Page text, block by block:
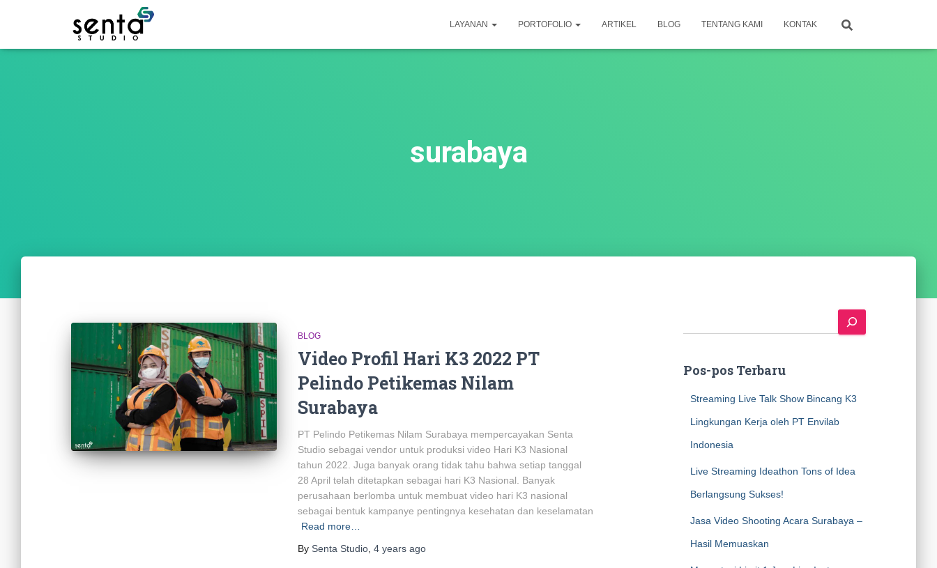
LAYANAN PORTOFOLIO ARTIKEL BLOG TENTANG KAMI KONTAK
surabaya
BLOG
Video Profil Hari K3 2022 PT
Pelindo Petikemas Nilam
Surabaya
PT Pelindo Petikemas Nilam Surabaya mempercayakan Senta
Studio sebagai vendor untuk produksi video Hari K3 Nasional
tahun 2022. Juga banyak orang tidak tahu bahwa setiap tanggal
28 April telah ditetapkan sebagai hari K3 Nasional. Banyak
perusahaan berlomba untuk membuat video hari K3 nasional
sebagai bentuk kampanye pentingnya kesehatan dan keselamatan
Read more…
By Senta Studio 4 years ago
e
c
Pos-pos Terbaru
Streaming Live Talk Show Bincang K3
Lingkungan Kerja oleh PT Envilab
Indonesia
Live Streaming Ideathon Tons of Idea
Berlangsung Sukses!
Jasa Video Shooting Acara Surabaya –
Hasil Memuaskan